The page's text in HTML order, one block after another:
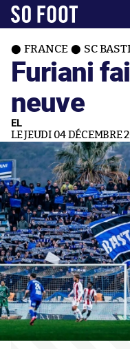
FRANCE SC
Furiani
neuve
EL
LE JEUDI 04 DÉCEMBRE